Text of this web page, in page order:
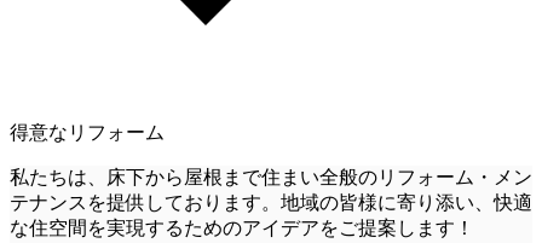
得意なリフォーム
私たちは、床下から屋根まで住まい全般のリフォーム・メン
テナンスを提供しております。地域の皆様に寄り添い、快適
な住空間を実現するためのアイデアをご提案します！